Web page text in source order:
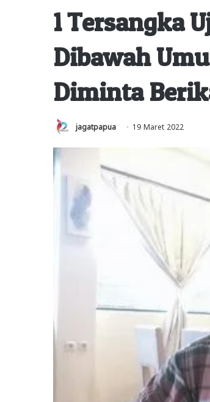
1 Tersangka
Dibawah
Diminta
jagatpapua 19 Maret 2022